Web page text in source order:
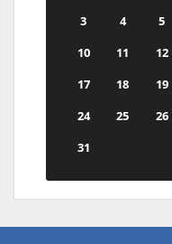
3
4 5
10
11 12
17
18 19
24
25 26
31